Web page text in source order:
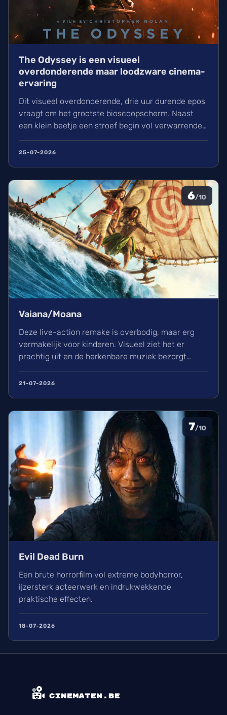
The Odyssey is een visueel
overdonderende maar loodzware cinema-
ervaring
Dit visueel overdonderende, drie uur durende epos
vraagt om het grootste bioscoopscherm. Naast
een klein beetje een stroef begin vol verwarrende
flashbacks en wisselend acteerwerk, evolueert de
film in een indrukwekkend epos vol praktische
25-07-2026
6/10
Vaiana/Moana
Deze live-action remake is overbodig, maar erg
vermakelijk voor kinderen. Visueel ziet het er
prachtig uit en de herkenbare muziek bezorgt
kippenvel. Hoewel de lore complex is, zorgt het
avontuur voor een heerlijke ervaring in de
21-07-2026
7/10
Evil Dead Burn
Een brute horrorfilm vol extreme bodyhorror,
ijzersterk acteerwerk en indrukwekkende
praktische effecten.
18-07-2026